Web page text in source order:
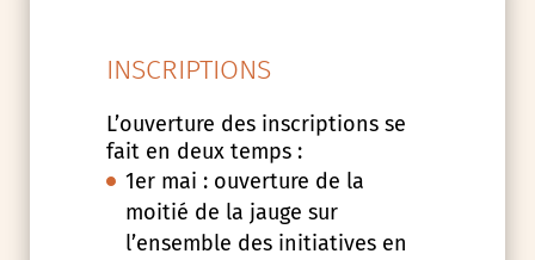
INSCRIPTIONS
L’ouverture des inscriptions se
fait en deux temps :
1er mai : ouverture de la
moitié de la jauge sur
l’ensemble des initiatives en